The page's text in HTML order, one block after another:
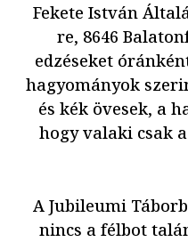
Fekete István
re, 8646
edzéseket
hagyományok
és kék övesek, a
hogy valaki csak
A Jubileumi
nincs a félbot